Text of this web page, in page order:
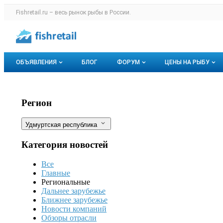
Раздел навигации по сайту fishretail.ru
Fishretail.ru – весь рынок рыбы в России.
Навигация по разделам сайта fishretail.ru
ОБЪЯВЛЕНИЯ
Горячее предложение
Мои объявления
БЛОГ ФОРУМ ЦЕНЫ НА РЫБУ
В Ижевске ищут причину массовой
Фильтры
Регион
Удмуртская республика
Категория новостей
Все
Главные
Региональные
Дальнее зарубежье
Ближнее зарубежье
Новости компаний
Обзоры отрасли